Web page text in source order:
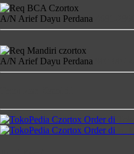
A/N Arief Dayu Perdana
A/N Arief Dayu Perdana
Order di
Order di